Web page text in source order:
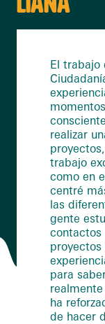
El trabajo
realizar
trabajo
como en
centré
las
gente
contactos
proyectos
para
ha
de hacer